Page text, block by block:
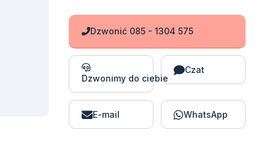
Dzwonić 085 - 1304 575
Dzwonimy do ciebie
Czat
E-mail WhatsApp